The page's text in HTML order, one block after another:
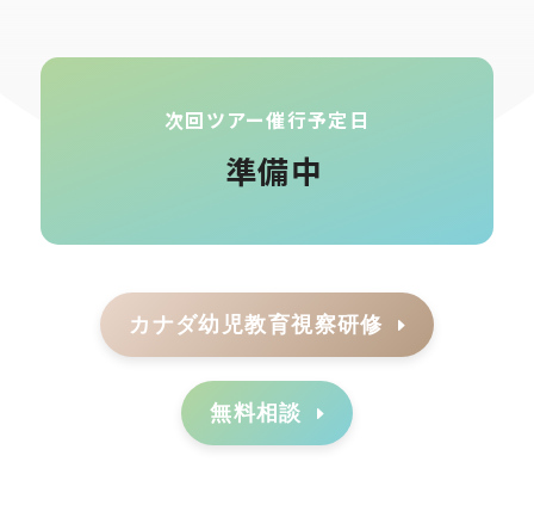
次回ツアー催行予定日
準備中
カナダ幼児教育視察研修
無料相談